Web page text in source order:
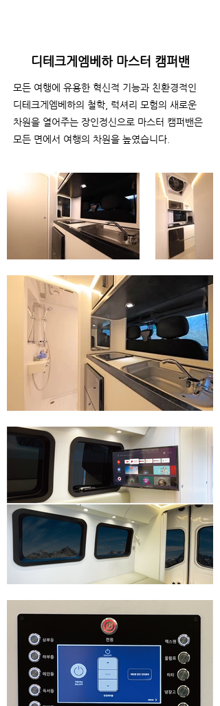
디테크게엠베하 마스터 캠퍼밴
모든 여행에 유용한 혁신적 기능과 친환경적인
디테크게엠베하의 철학, 럭셔리 모험의 새로운
차원을 열어주는 장인정신으로 마스터 캠퍼밴은
모든 면에서 여행의 차원을 높였습니다.